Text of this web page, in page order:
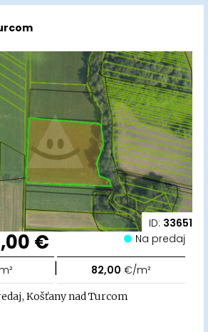
ID: 33651
€ Na predaj
m² | 82,00 €/m²
Košťany nad Turcom